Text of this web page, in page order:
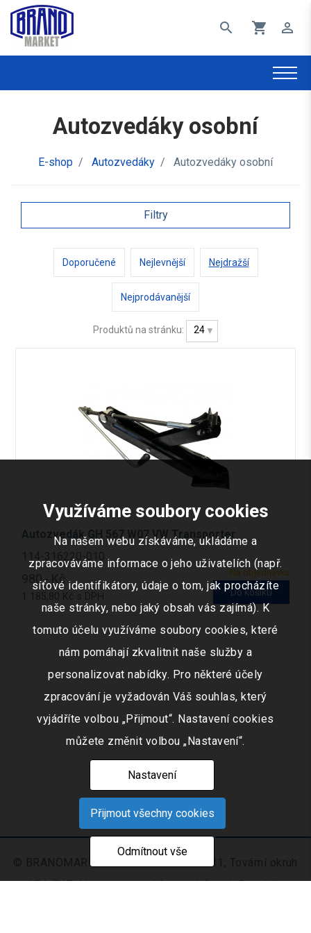
search shopping_cart perm_identity
Autozvedáky osobní
E-shop / Autozvedáky / Autozvedáky osobní
Filtry
Doporučené Nejlevnější Nejdražší
Nejprodávanější
Produktů na stránku: 24
Autozvedák GH 567 W07 VW Transporter
114-316220-010
Na objednávku
980,- Kč
1 185,80 Kč s DPH Do košíku
© BRANOMARKET s.r.o., IČO: 253 51 311, Tovární okruh
674, 747 41 Hradec nad Moravicí, Czech Republic
Využíváme soubory cookies
Na našem webu získáváme, ukládáme a
zpracováváme informace o jeho uživatelích (např.
síťové identifikátory, údaje o tom, jak procházíte
naše stránky, nebo jaký obsah vás zajímá). K
tomuto účelu využíváme soubory cookies, které
nám pomáhají zkvalitnit naše služby a
personalizovat nabídky. Pro některé účely
zpracování je vyžadován Váš souhlas, který
vyjádříte volbou „Přijmout“. Nastavení cookies
můžete změnit volbou „Nastavení“.
Nastavení
Přijmout všechny cookies
Odmítnout vše